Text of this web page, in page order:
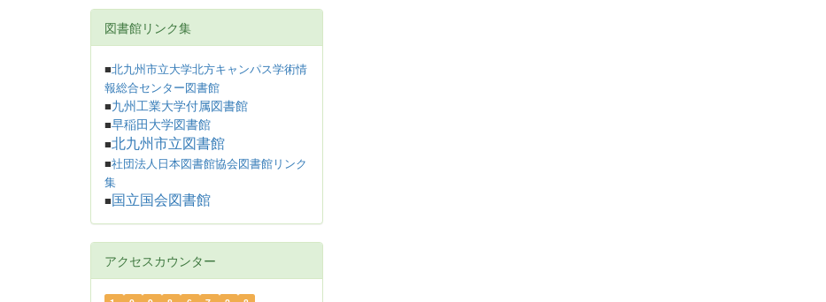
図書館リンク集
■北九州市立大学北方キャンパス学術情
報総合センター図書館
■九州工業大学付属図書館
■早稲田大学図書館
■北九州市立図書館
■社団法人日本図書館協会図書館リンク
集
■ 国立国会図書館
アクセスカウンター